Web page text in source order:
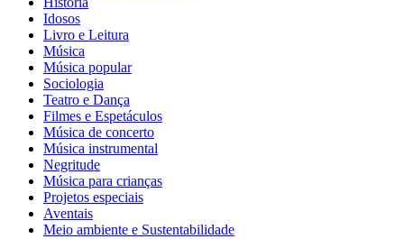
Idosos
Livro e Leitura
Música
Música popular
Sociologia
Teatro e Dança
Filmes e Espetáculos
Música de concerto
Música instrumental
Negritude
Música para crianças
Projetos especiais
Aventais
Meio ambiente e Sustentabilidade